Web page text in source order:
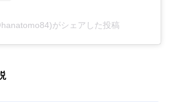
がシェアした投稿